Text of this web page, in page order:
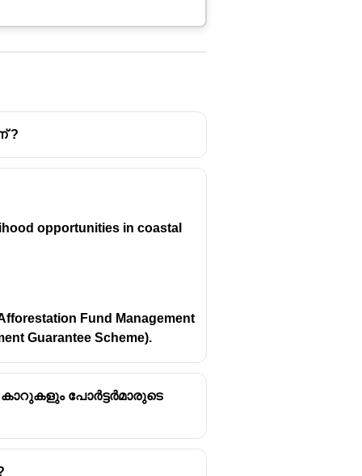
?
opportunities in coastal
Fund Management
Guarantee Scheme).
പോർട്ടർമാരുടെ